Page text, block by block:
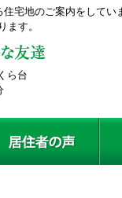
宅地のご案内をしてい
ます。
ら台